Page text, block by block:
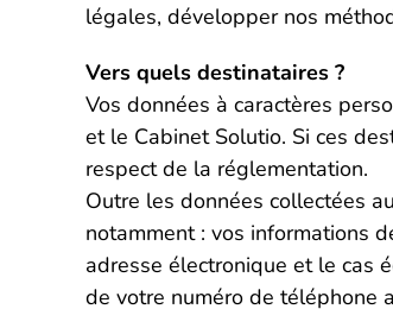
légales, développer nos
Vers quels destinataires ?
Vos données à caractères
et le Cabinet Solutio. Si ces
respect de la réglementation.
Outre les données collectées
notamment : vos informations
adresse électronique et le cas
de votre numéro de téléphone